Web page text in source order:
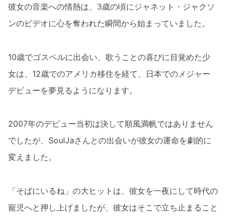
彼女の音楽への情熱は、3歳の頃にジャネット・ジャクソ
ンのビデオに心を奪われた瞬間から始まっていました。
10歳でゴスペルに出会い、歌うことの喜びに目覚めた少
女は、12歳でのアメリカ移住を経て、日本でのメジャー
デビューを夢見るようになります。
2007年のデビュー当初は決して順風満帆ではありません
でしたが、SoulJaさんとの出会いが彼女の運命を劇的に
変えました。
「そばにいるね」の大ヒットは、彼女を一夜にして時代の
寵児へと押し上げましたが、彼女はそこで立ち止まること